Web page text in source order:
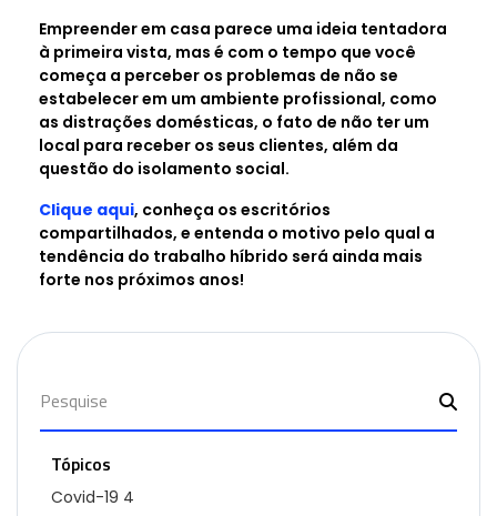
Empreender em casa parece uma ideia tentadora
à primeira vista, mas é com o tempo que você
começa a perceber os problemas de não se
estabelecer em um ambiente profissional, como
as distrações domésticas, o fato de não ter um
local para receber os seus clientes, além da
questão do isolamento social.
Clique aqui, conheça os escritórios
compartilhados, e entenda o motivo pelo qual a
tendência do trabalho híbrido será ainda mais
forte nos próximos anos!
Tópicos
Covid-19 4